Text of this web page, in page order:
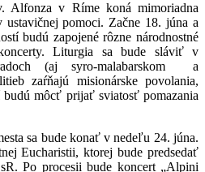
Alfonza v Ríme koná mimoriadna
pomoci. Začne 18. júna a
budú zapojené rôzne národnostné
Liturgia sa bude sláviť v
(aj syro-malabarskom a
zaŕňajú misionárske povolania,
môcť prijať sviatosť pomazania
sa bude konať v nedeľu 24. júna.
Eucharistii, ktorej bude predsedať
Po procesii bude koncert „Alpini